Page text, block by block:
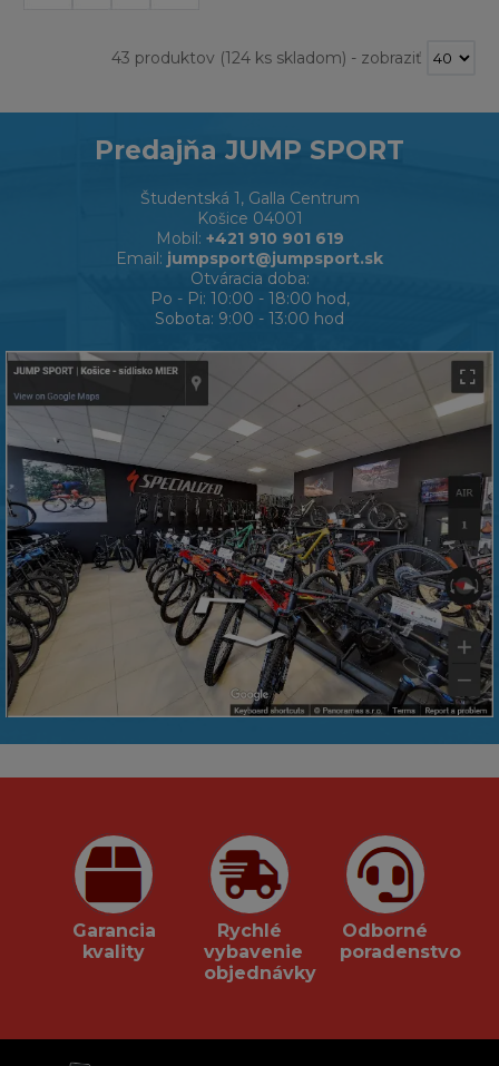
43 produktov(124 ks skladom) - zobraziť
Predajňa JUMP SPORT
Študentská 1, Galla Centrum
Košice 04001
Mobil: +421 910 901 619
Email: jumpsport@jumpsport.sk
Otváracia doba:
Po - Pi: 10:00 - 18:00 hod,
Sobota: 9:00 - 13:00 hod
Garancia
kvality
Rychlé
vybavenie
objednávky
Odborné
poradenstvo